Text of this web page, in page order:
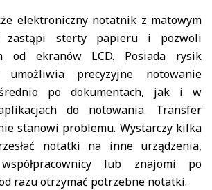
elektroniczny notatnik z matowym
zastąpi sterty papieru i pozwoli
od ekranów LCD. Posiada rysik
umożliwia precyzyjne notowanie
po dokumentach, jak i w
do notowania. Transfer
stanowi problemu. Wystarczy kilka
notatki na inne urządzenia,
lub znajomi po
razu otrzymać potrzebne notatki.